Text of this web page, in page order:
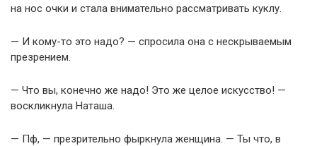
на нос очки и стала внимательно рассматривать куклу.
— И кому-то это надо? — спросила она с нескрываемым
презрением.
— Что вы, конечно же надо! Это же целое искусство! —
воскликнула Наташа.
— Пф, — презрительно фыркнула женщина. — Ты что, в